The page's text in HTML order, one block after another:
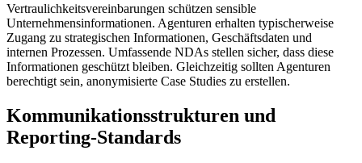
Vertraulichkeitsvereinbarungen schützen sensible
Unternehmensinformationen. Agenturen erhalten typischerweise
Zugang zu strategischen Informationen, Geschäftsdaten und
internen Prozessen. Umfassende NDAs stellen sicher, dass diese
Informationen geschützt bleiben. Gleichzeitig sollten Agenturen
berechtigt sein, anonymisierte Case Studies zu erstellen.
Kommunikationsstrukturen und
Reporting-Standards